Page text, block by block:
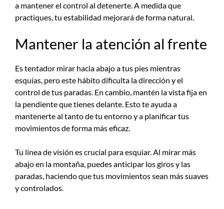
a mantener el control al detenerte. A medida que
practiques, tu estabilidad mejorará de forma natural.
Mantener la atención al frente
Es tentador mirar hacia abajo a tus pies mientras
esquías, pero este hábito dificulta la dirección y el
control de tus paradas. En cambio, mantén la vista fija en
la pendiente que tienes delante. Esto te ayuda a
mantenerte al tanto de tu entorno y a planificar tus
movimientos de forma más eficaz.
Tu línea de visión es crucial para esquiar. Al mirar más
abajo en la montaña, puedes anticipar los giros y las
paradas, haciendo que tus movimientos sean más suaves
y controlados.